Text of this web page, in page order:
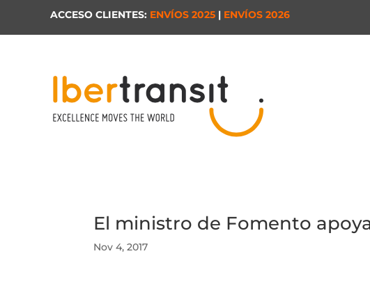
ACCESO CLIENTES: ENVÍOS 2025 | ENVÍOS 2026
El ministro de Fomento
Nov 4, 2017